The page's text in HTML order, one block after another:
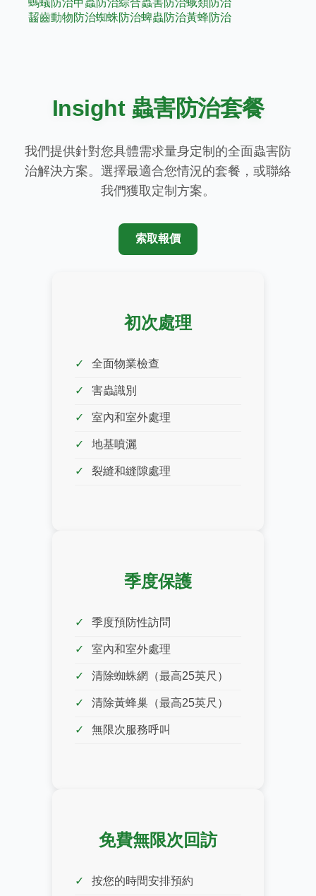
齧齒動物防治蜘蛛防治蜱蟲防治黃蜂防治
Insight 蟲害防治套餐
我們提供針對您具體需求量身定制的全面蟲害防
治解決方案。選擇最適合您情況的套餐，或聯絡
我們獲取定制方案。
索取報價
初次處理
全面物業檢查
害蟲識別
室內和室外處理
地基噴灑
裂縫和縫隙處理
季度保護
季度預防性訪問
室內和室外處理
清除蜘蛛網（最高25英尺）
清除黃蜂巢（最高25英尺）
無限次服務呼叫
免費無限次回訪
按您的時間安排預約